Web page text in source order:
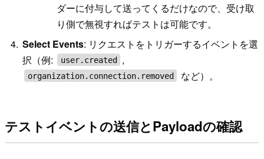
ダーに付与して送ってくるだけなので、受け取
り側で無視すればテストは可能です。
Select Events: リクエストをトリガーするイベントを選
択（例:
user.created ,
organization.connection.removed など）。
テストイベントの送信とPayloadの確認